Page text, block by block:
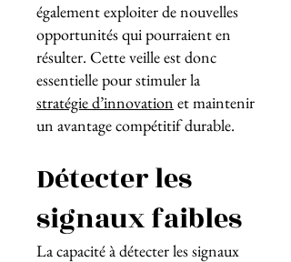
également exploiter de nouvelles
opportunités qui pourraient en
résulter. Cette veille est donc
essentielle pour stimuler la
stratégie d’innovation et maintenir
un avantage compétitif durable.
Détecter les
signaux faibles
La capacité à détecter les signaux